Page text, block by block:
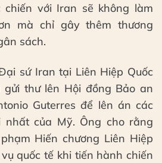
chiến với Iran sẽ không làm
mà chỉ gây thêm thương
sách.
sứ Iran tại Liên Hiệp Quốc
gửi thư lên Hội đồng Bảo an
Guterres để lên án các
nhất của Mỹ. Ông cho rằng
Hiến chương Liên Hiệp
quốc tế khi tiến hành chiến